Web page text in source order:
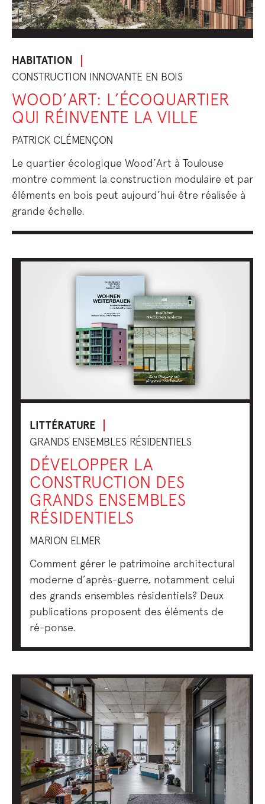
HABITATION
CONSTRUCTION INNOVANTE EN BOIS
WOOD’ART: L’ÉCOQUARTIER
QUI RÉINVENTE LA VILLE
PATRICK CLÉMENÇON
Le quartier écologique Wood’Art à Toulouse
montre comment la construction modulaire et par
éléments en bois peut aujourd’hui être réalisée à
grande échelle.
LITTÉRATURE
GRANDS ENSEMBLES RÉSIDENTIELS
DÉVELOPPER LA
CONSTRUCTION DES
GRANDS ENSEMBLES
RÉSIDENTIELS
MARION ELMER
Comment gérer le patrimoine architectural
moderne d’après-guerre, notamment celui
des grands ensembles résidentiels? Deux
publications proposent des éléments de
ré-ponse.